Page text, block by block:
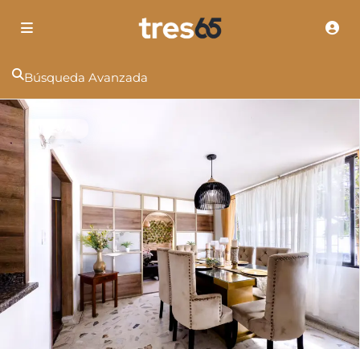
Búsqueda Avanzada